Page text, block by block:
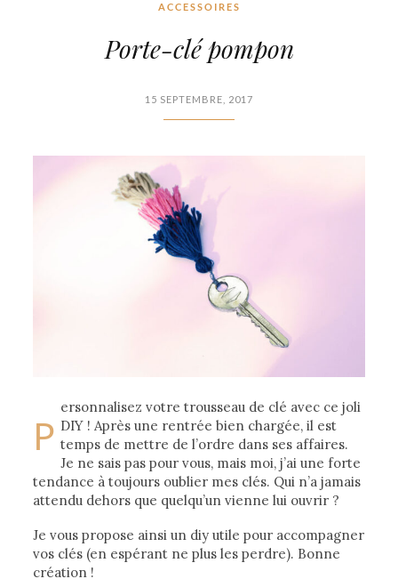
ACCESSOIRES
Porte-clé pompon
15 SEPTEMBRE, 2017
P
ersonnalisez votre trousseau de clé avec ce joli
DIY ! Après une rentrée bien chargée, il est
temps de mettre de l’ordre dans ses affaires.
Je ne sais pas pour vous, mais moi, j’ai une forte
tendance à toujours oublier mes clés. Qui n’a jamais
attendu dehors que quelqu’un vienne lui ouvrir ?
Je vous propose ainsi un diy utile pour accompagner
vos clés (en espérant ne plus les perdre). Bonne
création !